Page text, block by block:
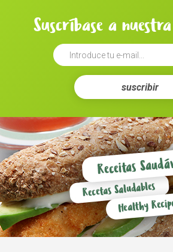
Suscríbase a
suscribir